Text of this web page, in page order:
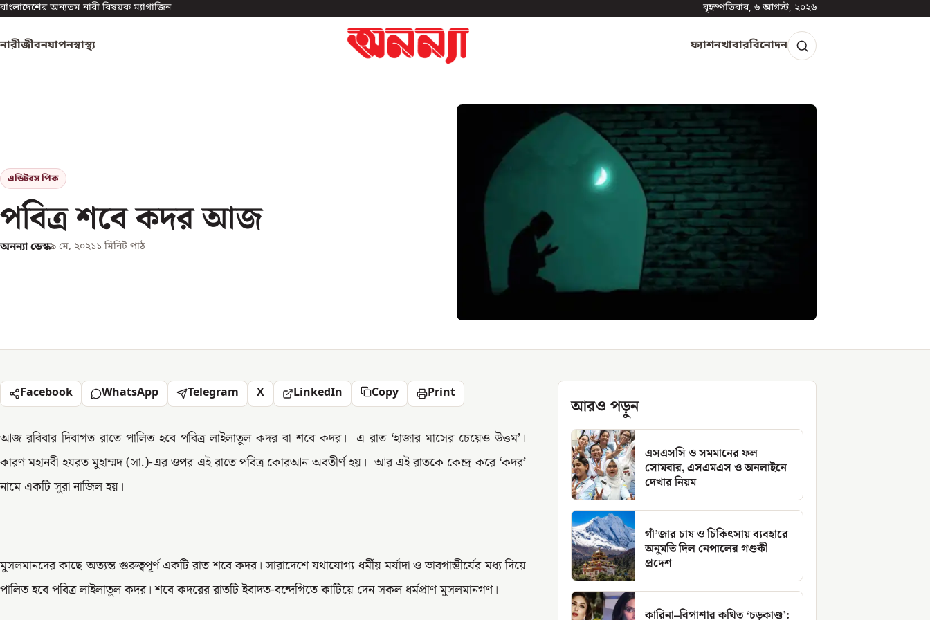
বাংলাদেশের অন্যতম নারী বিষয়ক ম্যাগাজিন বৃহস্পতিবার, ৬ আগস্ট, ২০২৬
নারীজীবনযাপনস্বাস্থ্য ফ্যাশনখাবারবিনোদন
এডিটরস পিক
পবিত্র শবে কদর আজ
অনন্যা ডেস্ক৯ মে, ২০২১১ মিনিট পাঠ
Facebook WhatsApp Telegram X LinkedIn Copy Print
আজ রবিবার দিবাগত রাতে পালিত হবে পবিত্র লাইলাতুল কদর বা শবে কদর। এ রাত ‘হাজার মাসের চেয়েও উত্তম’।
কারণ মহানবী হযরত মুহাম্মদ (সা.)-এর ওপর এই রাতে পবিত্র কোরআন অবতীর্ণ হয়। আর এই রাতকে কেন্দ্র করে ‘কদর’
নামে একটি সুরা নাজিল হয়।
মুসলমানদের কাছে অত্যন্ত গুরুত্বপূর্ণ একটি রাত শবে কদর। সারাদেশে যথাযোগ্য ধর্মীয় মর্যাদা ও ভাবগাম্ভীর্যের মধ্য দিয়ে
পালিত হবে পবিত্র লাইলাতুল কদর। শবে কদরের রাতটি ইবাদত-বন্দেগিতে কাটিয়ে দেন সকল ধর্মপ্রাণ মুসলমানগণ।
আরও পড়ুন
এসএসসি ও সমমানের ফল
সোমবার, এসএমএস ও অনলাইনে
দেখার নিয়ম
গাঁ’জার চাষ ও চিকিৎসায় ব্যবহারে
অনুমতি দিল নেপালের গণ্ডকী
প্রদেশ
কারিনা–বিপাশার কথিত ‘চড়কাণ্ড’: